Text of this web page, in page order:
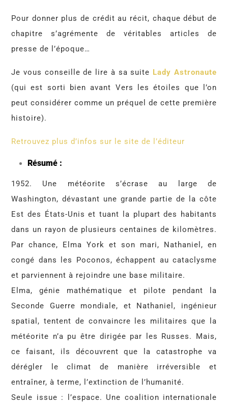
Pour donner plus de crédit au récit, chaque début de
chapitre s’agrémente de véritables articles de
presse de l’époque…
Je vous conseille de lire à sa suite Lady Astronaute
(qui est sorti bien avant Vers les étoiles que l’on
peut considérer comme un préquel de cette première
histoire).
Retrouvez plus d’infos sur le site de l’éditeur
Résumé :
1952. Une météorite s’écrase au large de
Washington, dévastant une grande partie de la côte
Est des États-Unis et tuant la plupart des habitants
dans un rayon de plusieurs centaines de kilomètres.
Par chance, Elma York et son mari, Nathaniel, en
congé dans les Poconos, échappent au cataclysme
et parviennent à rejoindre une base militaire.
Elma, génie mathématique et pilote pendant la
Seconde Guerre mondiale, et Nathaniel, ingénieur
spatial, tentent de convaincre les militaires que la
météorite n’a pu être dirigée par les Russes. Mais,
ce faisant, ils découvrent que la catastrophe va
dérégler le climat de manière irréversible et
entraîner, à terme, l’extinction de l’humanité.
Seule issue : l’espace. Une coalition internationale